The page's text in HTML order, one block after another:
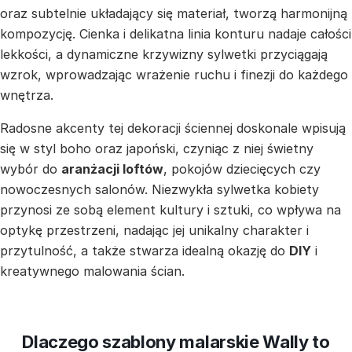
oraz subtelnie układający się materiał, tworzą harmonijną
kompozycję. Cienka i delikatna linia konturu nadaje całości
lekkości, a dynamiczne krzywizny sylwetki przyciągają
wzrok, wprowadzając wrażenie ruchu i finezji do każdego
wnętrza.
Radosne akcenty tej dekoracji ściennej doskonale wpisują
się w styl boho oraz japoński, czyniąc z niej świetny
wybór do aranżacji loftów, pokojów dziecięcych czy
nowoczesnych salonów. Niezwykła sylwetka kobiety
przynosi ze sobą element kultury i sztuki, co wpływa na
optykę przestrzeni, nadając jej unikalny charakter i
przytulność, a także stwarza idealną okazję do DIY i
kreatywnego malowania ścian.
Dlaczego szablony malarskie Wally to